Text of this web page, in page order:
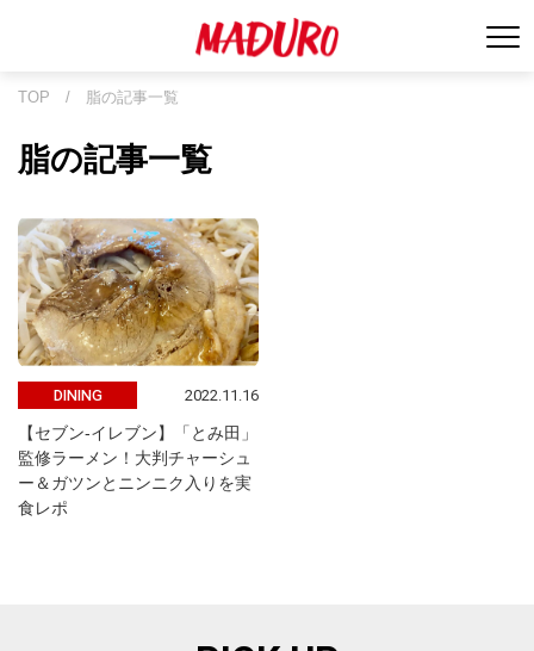
TOP / 脂の記事一覧
脂の記事一覧
DINING 2022.11.16
【セブン-イレブン】「とみ田」
監修ラーメン！大判チャーシュ
ー＆ガツンとニンニク入りを実
食レポ